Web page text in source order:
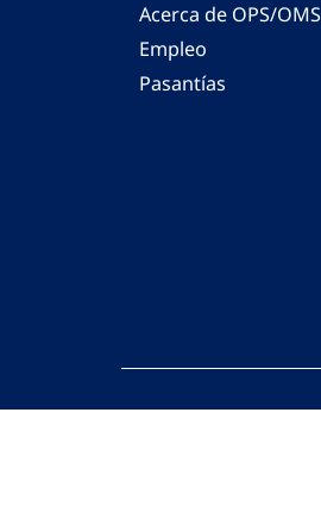
Acerca de OPS/OMS
Empleo
Pasantías